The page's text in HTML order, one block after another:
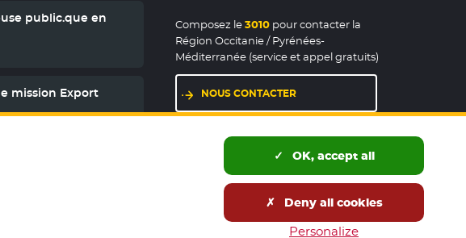
public.que en
mission Export
Composez le3010pour contacter la
Région Occitanie / Pyrénées-
Méditerranée (service et appel gratuits)
NOUS CONTACTER
LES MAISONS DE RÉGION
Accessibilité : partiellement conforme
OK, accept all
Deny all cookies
Personalize